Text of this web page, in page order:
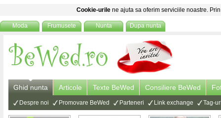
Cookie-urile ne ajuta sa oferim serviciile noastre.
Moda Frumusete Nunta Dupa nunta
Ghid nunta Articole Texte BeWed Consiliere BeWed
Despre noi Promovare BeWed Parteneri Link exchange Tag-